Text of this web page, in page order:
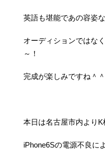
英語も堪能であの容姿
オーディションではな
～！
完成が楽しみですね＾＾
本日は名古屋市内よりK
iPhone6Sの電源不良に